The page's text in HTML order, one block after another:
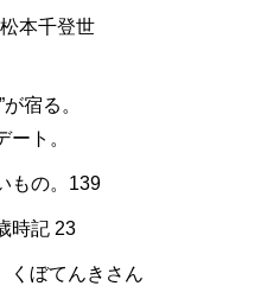
本千登世
宿る。
ート。
もの。139
時記 23
ぼてんきさん